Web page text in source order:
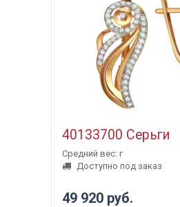
40133700 Серьги
Средний вес: г
Доступно под заказ
49 920 руб.